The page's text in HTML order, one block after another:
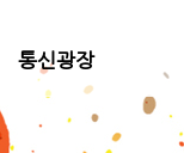
통신광장